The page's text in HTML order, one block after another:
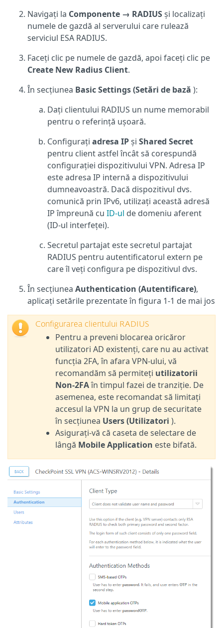
Navigați la Componente → RADIUSși localizați
numele de gazdă al serverului care rulează
serviciul ESA RADIUS.
Faceți clic pe numele de gazdă, apoi faceți clic pe
Create New Radius Client.
În secțiunea Basic Settings (Setări de bază ):
Dați clientului RADIUS un nume memorabil
pentru o referință ușoară.
Configurați adresa IPși Shared Secret
pentru client astfel încât să corespundă
configurației dispozitivului VPN. Adresa IP
este adresa IP internă a dispozitivului
dumneavoastră. Dacă dispozitivul dvs.
comunică prin IPv6, utilizați această adresă
IP împreună cu ID-ul de domeniu aferent
(ID-ul interfeței).
Secretul partajat este secretul partajat
RADIUS pentru autentificatorul extern pe
care îl veți configura pe dispozitivul dvs.
În secțiunea Authentication (Autentificare),
aplicați setările prezentate în figura 1-1 de mai jos
Configurarea clientului RADIUS
Pentru a preveni blocarea oricăror
utilizatori AD existenți, care nu au activat
funcția 2FA, în afara VPN-ului, vă
recomandăm să permiteți utilizatorii
Non-2FAîn timpul fazei de tranziție. De
asemenea, este recomandat să limitați
accesul la VPN la un grup de securitate
în secțiunea Users (Utilizatori ).
Asigurați-vă că caseta de selectare de
lângă Mobile Application este bifată.